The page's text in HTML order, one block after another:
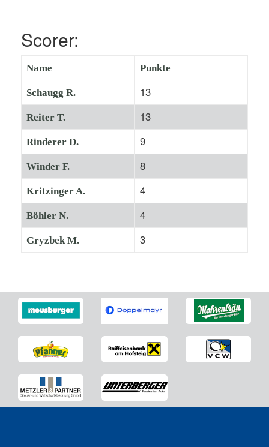
Scorer:
Name Punkte
Schaugg R. 13
Reiter T. 13
Rinderer D. 9
Winder F. 8
Kritzinger A. 4
Böhler N. 4
Gryzbek M. 3